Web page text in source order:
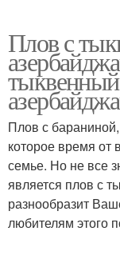
Плов с
Плов с
которое время от
семье. Но не все
является плов с
разнообразит
любителям этого